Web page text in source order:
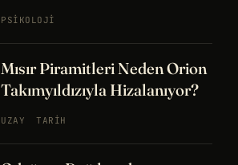
PSIKOLOJI
Mısır Piramitleri Neden Orion
Takımyıldızıyla Hizalanıyor?
UZAY TARIH